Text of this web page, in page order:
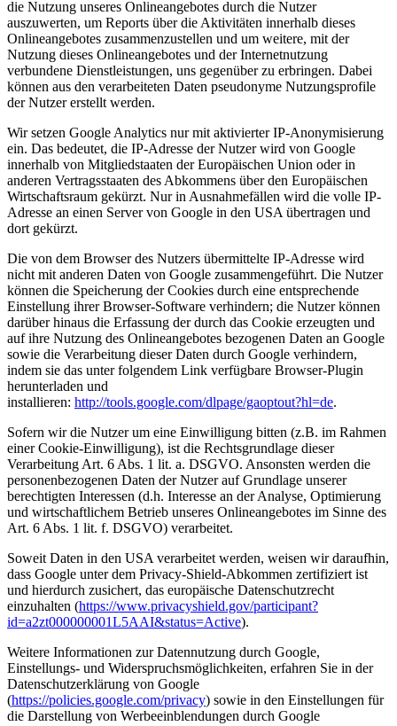
die Nutzung unseres Onlineangebotes durch die Nutzer
auszuwerten, um Reports über die Aktivitäten innerhalb dieses
Onlineangebotes zusammenzustellen und um weitere, mit der
Nutzung dieses Onlineangebotes und der Internetnutzung
verbundene Dienstleistungen, uns gegenüber zu erbringen. Dabei
können aus den verarbeiteten Daten pseudonyme Nutzungsprofile
der Nutzer erstellt werden.
Wir setzen Google Analytics nur mit aktivierter IP-Anonymisierung
ein. Das bedeutet, die IP-Adresse der Nutzer wird von Google
innerhalb von Mitgliedstaaten der Europäischen Union oder in
anderen Vertragsstaaten des Abkommens über den Europäischen
Wirtschaftsraum gekürzt. Nur in Ausnahmefällen wird die volle IP-
Adresse an einen Server von Google in den USA übertragen und
dort gekürzt.
Die von dem Browser des Nutzers übermittelte IP-Adresse wird
nicht mit anderen Daten von Google zusammengeführt. Die Nutzer
können die Speicherung der Cookies durch eine entsprechende
Einstellung ihrer Browser-Software verhindern; die Nutzer können
darüber hinaus die Erfassung der durch das Cookie erzeugten und
auf ihre Nutzung des Onlineangebotes bezogenen Daten an Google
sowie die Verarbeitung dieser Daten durch Google verhindern,
indem sie das unter folgendem Link verfügbare Browser-Plugin
herunterladen und
installieren: http://tools.google.com/dlpage/gaoptout?hl=de.
Sofern wir die Nutzer um eine Einwilligung bitten (z.B. im Rahmen
einer Cookie-Einwilligung), ist die Rechtsgrundlage dieser
Verarbeitung Art. 6 Abs. 1 lit. a. DSGVO. Ansonsten werden die
personenbezogenen Daten der Nutzer auf Grundlage unserer
berechtigten Interessen (d.h. Interesse an der Analyse, Optimierung
und wirtschaftlichem Betrieb unseres Onlineangebotes im Sinne des
Art. 6 Abs. 1 lit. f. DSGVO) verarbeitet.
Soweit Daten in den USA verarbeitet werden, weisen wir daraufhin,
dass Google unter dem Privacy-Shield-Abkommen zertifiziert ist
und hierdurch zusichert, das europäische Datenschutzrecht
einzuhalten (https://www.privacyshield.gov/participant?
id=a2zt000000001L5AAI&status=Active).
Weitere Informationen zur Datennutzung durch Google,
Einstellungs- und Widerspruchsmöglichkeiten, erfahren Sie in der
Datenschutzerklärung von Google
(https://policies.google.com/privacy) sowie in den Einstellungen für
die Darstellung von Werbeeinblendungen durch Google